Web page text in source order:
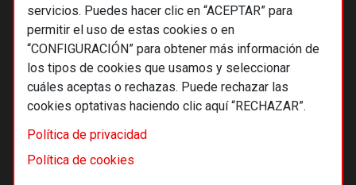
servicios. Puedes hacer clic en “ACEPTAR” para
permitir el uso de estas cookies o en
“CONFIGURACIÓN” para obtener más información de
los tipos de cookies que usamos y seleccionar
cuáles aceptas o rechazas. Puede rechazar las
cookies optativas haciendo clic aquí “RECHAZAR”.
Política de privacidad
Política de cookies
© 2026 Alternativas económicas SCCL
Footer
Términos y condiciones de uso